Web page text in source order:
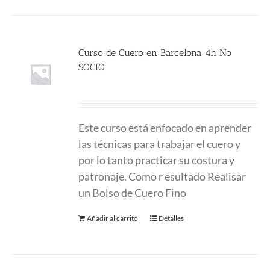
Curso de Cuero en Barcelona 4h No
SOCIO
Este curso está enfocado en aprender
las técnicas para trabajar el cuero y
por lo tanto practicar su costura y
patronaje. Como r esultado Realisar
un Bolso de Cuero Fino
Añadir al carrito Detalles